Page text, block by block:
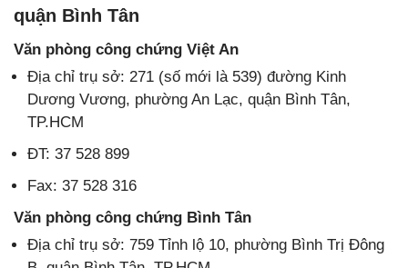
quận Bình Tân
Văn phòng công chứng Việt An
Địa chỉ trụ sở: 271 (số mới là 539) đường Kinh
Dương Vương, phường An Lạc, quận Bình Tân,
TP.HCM
ĐT: 37 528 899
Fax: 37 528 316
Văn phòng công chứng Bình Tân
Địa chỉ trụ sở: 759 Tỉnh lộ 10, phường Bình Trị Đông